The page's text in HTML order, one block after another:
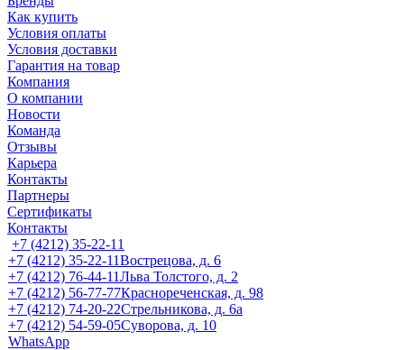
Как купить
Условия оплаты
Условия доставки
Гарантия на товар
Компания
О компании
Новости
Команда
Отзывы
Карьера
Контакты
Партнеры
Сертификаты
Контакты
+7 (4212) 35-22-11
+7 (4212) 35-22-11Вострецова, д. 6
+7 (4212) 76-44-11Льва Толстого, д. 2
+7 (4212) 56-77-77Краснореченская, д. 98
+7 (4212) 74-20-22Стрельникова, д. 6а
+7 (4212) 54-59-05Суворова, д. 10
WhatsApp